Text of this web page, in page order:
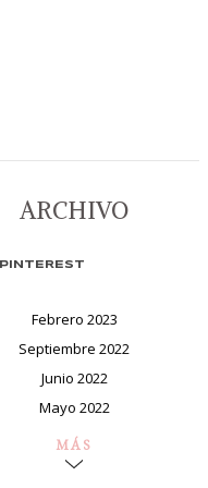
ARCHIVO
PINTEREST
Febrero 2023
Septiembre 2022
Junio 2022
Mayo 2022
MÁS